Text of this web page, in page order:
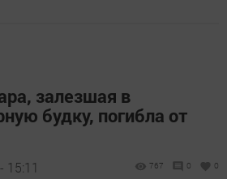
залезшая в
будку, погибла от
15:11 767 0 0